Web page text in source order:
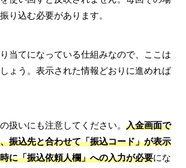
り込む必要があります。
当てになっている仕組みなので、ここは
ょう。表示された情報どおりに進めれば
扱いにも注意してください。 入金画面で
振込先と合わせて「振込コード」が表示
に「振込依頼人欄」への入力が必要にな